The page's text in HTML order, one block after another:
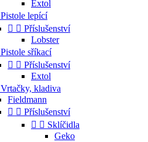
Extol
Pistole lepící
  Příslušenství
Lobster
Pistole sříkací
  Příslušenství
Extol
Vrtačky, kladiva
Fieldmann
  Příslušenství
  Sklíčidla
Geko